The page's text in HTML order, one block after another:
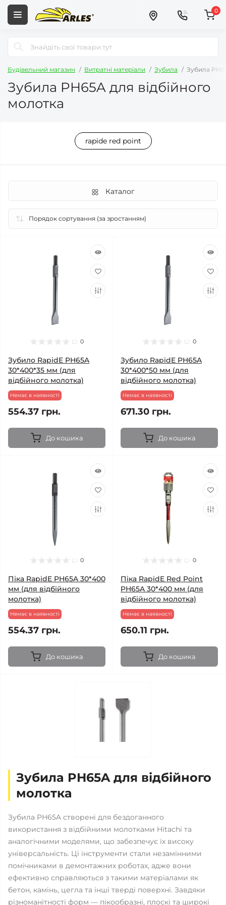
0
Будівельний магазин Витратні матеріали Зубила Зубила
Зубила PH65A для відбійного
молотка
rapide red point
Каталог
0
Зубило RapidE PH65A
30*400*35 мм (для
відбійного молотка)
Немає в наявності
554.37 грн.
До кошика
0
Зубило RapidE PH65A
30*400*50 мм (для
відбійного молотка)
Немає в наявності
671.30 грн.
До кошика
0
Піка RapidE PH65A 30*400
мм (для відбійного
молотка)
Немає в наявності
554.37 грн.
До кошика
0
Піка RapidE Red Point
PH65A 30*400 мм (для
відбійного молотка)
Немає в наявності
650.11 грн.
До кошика
Зубила PH65A для відбійного
молотка
Зубила PH65A створені для бездоганного
використання з відбійними молотками Hitachi та
аналогічними моделями, що забезпечує їх високу
універсальність. Ці інструменти стали незамінними
помічниками в демонтажних роботах, адже вони
ефективно справляються з такими матеріалами як
бетон, камінь, цегла та інші тверді поверхні. Завдяки
різноманітності форм — пікообразні, плоскі та широкі